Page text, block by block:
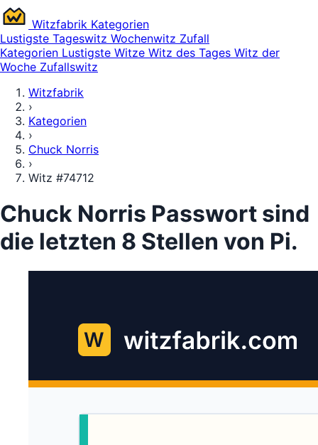
Witzfabrik Kategorien
Lustigste Tageswitz Wochenwitz Zufall
Kategorien Lustigste Witze Witz des Tages Witz der
Woche Zufallswitz
Witzfabrik
›
Kategorien
›
Chuck Norris
›
Witz #74712
Chuck Norris Passwort sind
die letzten 8 Stellen von Pi.